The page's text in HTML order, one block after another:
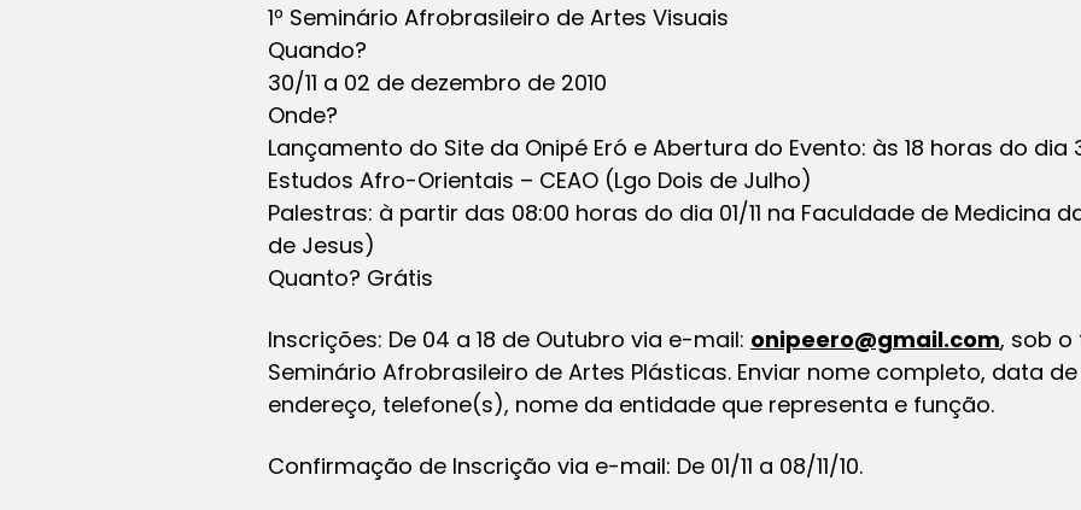
1º Seminário Afrobrasileiro de Artes Visuais
Quando?
30/11 a 02 de dezembro de 2010
Onde?
Lançamento do Site da Onipé Eró e Abertura do Evento: às 18 horas do dia
Estudos Afro-Orientais – CEAO (Lgo Dois de Julho)
Palestras: à partir das 08:00 horas do dia 01/11 na Faculdade de Medicina
de Jesus)
Quanto? Grátis
Inscrições: De 04 a 18 de Outubro via e-mail: onipeero@gmail.com, sob o
Seminário Afrobrasileiro de Artes Plásticas. Enviar nome completo, data
endereço, telefone(s), nome da entidade que representa e função.
Confirmação de Inscrição via e-mail: De 01/11 a 08/11/10.